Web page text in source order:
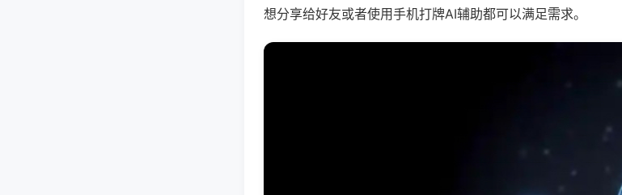
想分享给好友或者使用手机打牌AI辅助都可以满足需求。